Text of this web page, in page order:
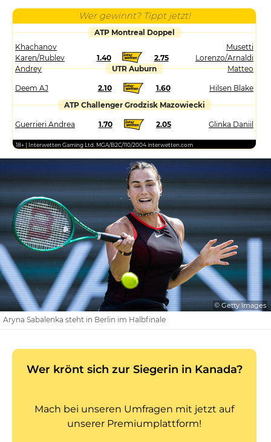
Wer gewinnt? Tippt jetzt!
ATP Montreal Doppel
Khachanov
Karen/Rublev
Andrey
1.40 2.75
Musetti
Lorenzo/Arnaldi
Matteo
UTR Auburn
Deem AJ 2.10 1.60
Hilsen Blake
ATP Challenger Grodzisk Mazowiecki
Guerrieri Andrea 1.70 2.05 Glinka Daniil
18+ | Interwetten Gaming Ltd. MGA/B2C/110/2004 interwetten.com
© Getty Images
Aryna Sabalenka steht in Berlin im Halbfinale